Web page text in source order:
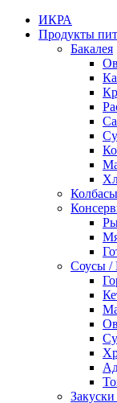
ИКРА
Продукты
Бакалея
Колбасы
Соусы /